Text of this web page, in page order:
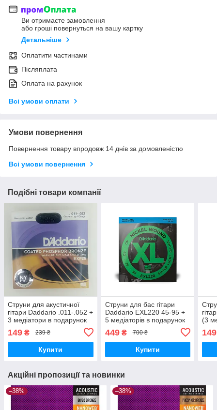
Ви отримаєте замовлення
або гроші повернуться на вашу картку
Детальніше
Оплатити частинами
Післяплата
Оплата на рахунок
Всі умови оплати
Умови повернення
Повернення товару впродовж 14 днів за домовленістю
Всі умови повернення
Подібні товари компанії
Струни для акустичної
гітари Daddario .011-.052 +
3 медіатори в подарунок
149 ₴ 239 ₴
Купити
Струни для бас гітари
Daddario EXL220 45-95 +
5 медіаторів в подарунок
449₴ 700 ₴
Купити
(3
149
Акційні пропозиції та новинки
–38% –38%